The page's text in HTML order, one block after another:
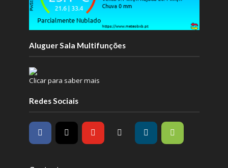
Aluguer Sala Multifunções
Clicar para saber mais
Redes Sociais